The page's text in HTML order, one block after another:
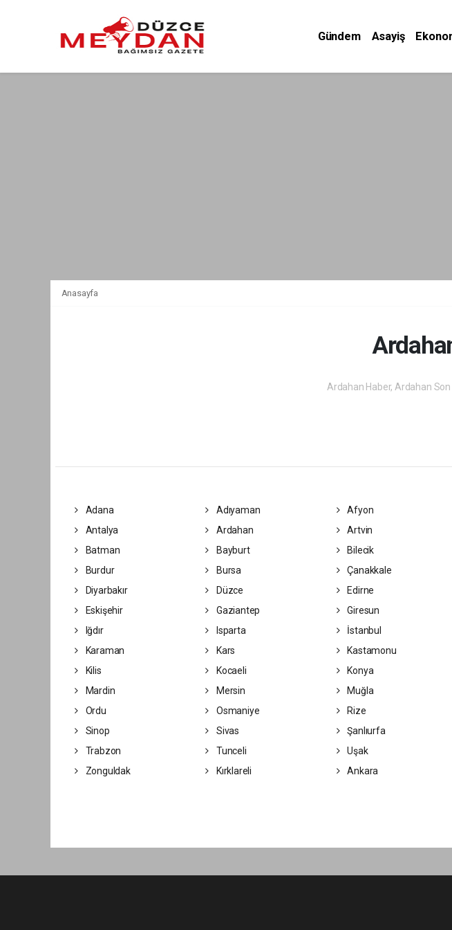
Gündem Asayiş
Anasayfa
Ardahan Haber, Ardahan
Adana Adıyaman Afyon
Antalya
Ardahan Artvin
Batman
Bayburt Bilecik
Burdur
Bursa Çanakkale
Diyarbakır
Düzce Edirne
Eskişehir
Gaziantep Giresun
Iğdır
Isparta İstanbul
Karaman
Kars Kastamonu
Kilis
Kocaeli Konya
Mardin
Mersin Muğla
Ordu
Osmaniye Rize
Sinop
Sivas Şanlıurfa
Trabzon
Tunceli Uşak
Zonguldak
Kırklareli Ankara